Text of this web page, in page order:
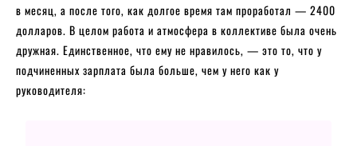
в месяц, а после того, как долгое время там проработал — 2400
долларов. В целом работа и атмосфера в коллективе была очень
дружная. Единственное, что ему не нравилось, — это то, что у
подчиненных зарплата была больше, чем у него как у
руководителя: